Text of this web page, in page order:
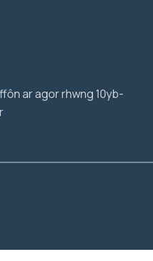
ar agor rhwng 10yb-